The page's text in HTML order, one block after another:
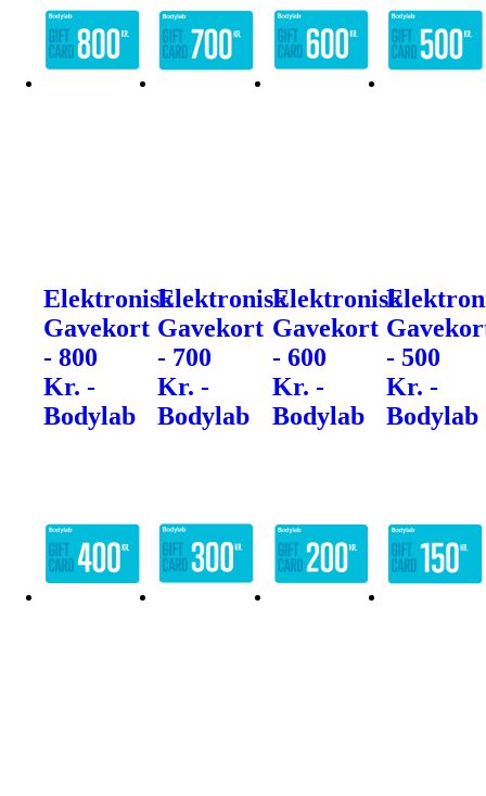
Elektronisk
Gavekort
- 800
Kr. -
Bodylab
Elektronisk
Gavekort
- 700
Kr. -
Bodylab
Elektronisk
Gavekort
- 600
Kr. -
Bodylab
- 500
Kr. -
Bodylab